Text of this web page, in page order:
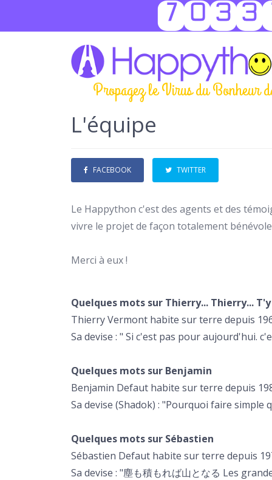
Propagez le Virus du Bonheur
L'équipe
FACEBOOK TWITTER
Le Happython c'est des agents et des
vivre le projet de façon totalement
Merci à eux !
Quelques mots sur Thierry... Thierry... T'y
Thierry Vermont habite sur terre depuis
Sa devise : " Si c'est pas pour aujourd'hui.
Quelques mots sur Benjamin
Benjamin Defaut habite sur terre depuis
Sa devise (Shadok) : "Pourquoi faire simple
Quelques mots sur Sébastien
Sébastien Defaut habite sur terre depuis
Sa devise : "塵も積もれば山となる Les